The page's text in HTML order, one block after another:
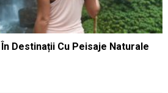
Destinații Cu Peisaje Naturale